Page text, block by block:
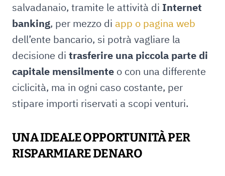
salvadanaio, tramite le attività di Internet
banking, per mezzo di app o pagina web
dell’ente bancario, si potrà vagliare la
decisione di trasferire una piccola parte di
capitale mensilmente o con una differente
ciclicità, ma in ogni caso costante, per
stipare importi riservati a scopi venturi.
UNA IDEALE OPPORTUNITÀ PER
RISPARMIARE DENARO